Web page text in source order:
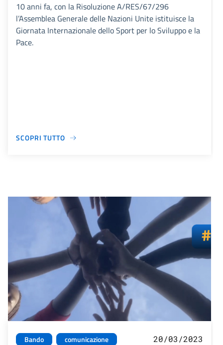
10 anni fa, con la Risoluzione A/RES/67/296
l’Assemblea Generale delle Nazioni Unite istituisce la
Giornata Internazionale dello Sport per lo Sviluppo e la
Pace.
SCOPRI TUTTO
Bando comunicazione 20/03/2023